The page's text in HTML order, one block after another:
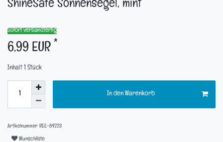
ShineSafe Sonnensegel, mint
Sofort versandfertig
6,99 EUR
*
Inhalt Stück
In den Warenkorb
Artikelnummer REE-84223
Wunschliste